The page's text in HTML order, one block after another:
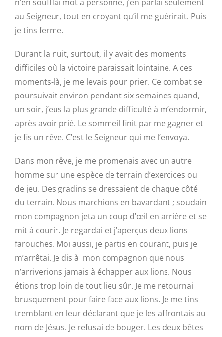
n’en soufflai mot à personne, j’en parlai seulement
au Seigneur, tout en croyant qu’il me guérirait. Puis
je tins ferme.
Durant la nuit, surtout, il y avait des moments
difficiles où la victoire paraissait lointaine. A ces
moments-là, je me levais pour prier. Ce combat se
poursuivait environ pendant six semaines quand,
un soir, j’eus la plus grande difficulté à m’endormir,
après avoir prié. Le sommeil finit par me gagner et
je fis un rêve. C’est le Seigneur qui me l’envoya.
Dans mon rêve, je me promenais avec un autre
homme sur une espèce de terrain d’exercices ou
de jeu. Des gradins se dressaient de chaque côté
du terrain. Nous marchions en bavardant ; soudain
mon compagnon jeta un coup d’œil en arrière et se
mit à courir. Je regardai et j’aperçus deux lions
farouches. Moi aussi, je partis en courant, puis je
m’arrêtai. Je dis à mon compagnon que nous
n’arriverions jamais à échapper aux lions. Nous
étions trop loin de tout lieu sûr. Je me retournai
brusquement pour faire face aux lions. Je me tins
tremblant en leur déclarant que je les affrontais au
nom de Jésus. Je refusai de bouger. Les deux bêtes